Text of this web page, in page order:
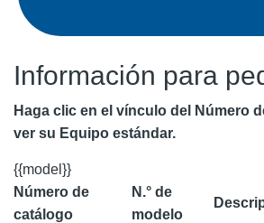
Información para
Haga clic en el vínculo del Número
ver su Equipo estándar.
{{model}}
Número de
catálogo
N.° de
modelo